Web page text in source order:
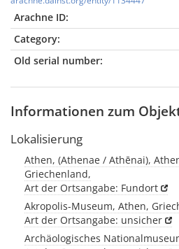
Arachne ID:
Category:
Old serial number:
Informationen zum
Lokalisierung
Athen, (Athenae / Athēnai),
Griechenland,
Art der Ortsangabe: Fundort
Akropolis-Museum, Athen,
Art der Ortsangabe: unsicher
Archäologisches